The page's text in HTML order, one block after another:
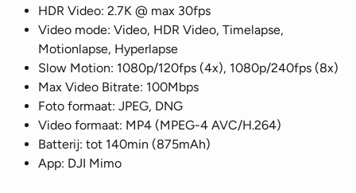
HDR Video: 2.7K @ max 30fps
Video mode: Video, HDR Video, Timelapse,
Motionlapse, Hyperlapse
Slow Motion: 1080p/120fps (4x), 1080p/240fps (8x)
Max Video Bitrate: 100Mbps
Foto formaat: JPEG, DNG
Video formaat: MP4 (MPEG-4 AVC/H.264)
Batterij: tot 140min (875mAh)
App: DJI Mimo